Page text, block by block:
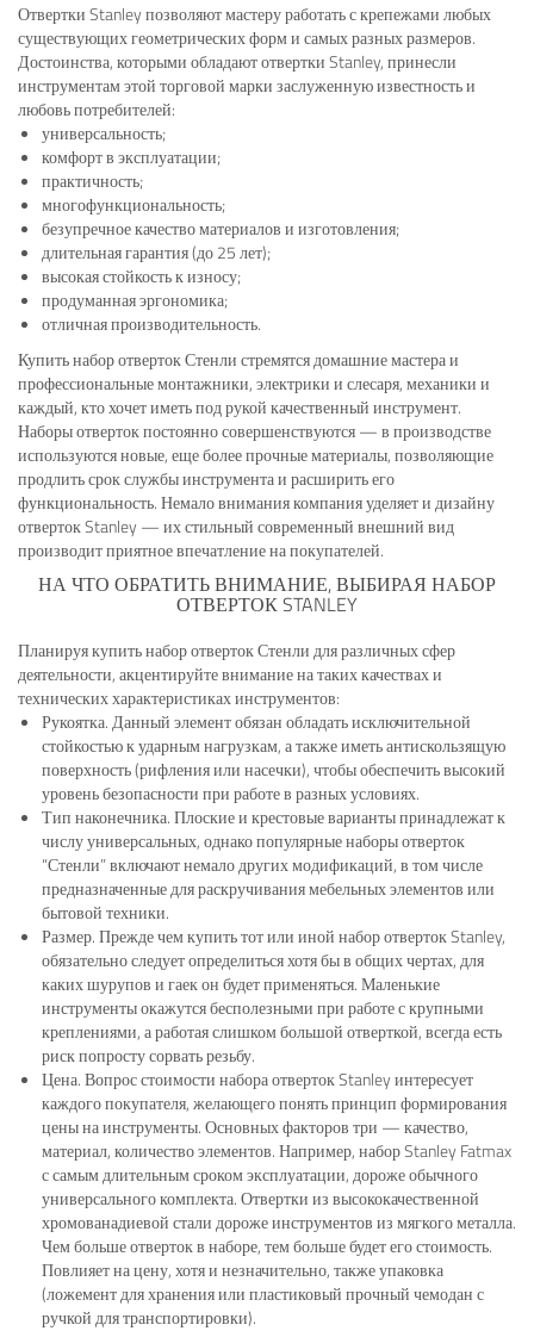
Отвертки Stanley позволяют мастеру работать с крепежами любых
существующих геометрических форм и самых разных размеров.
Достоинства, которыми обладают отвертки Stanley, принесли
инструментам этой торговой марки заслуженную известность и
любовь потребителей:
универсальность;
комфорт в эксплуатации;
практичность;
многофункциональность;
безупречное качество материалов и изготовления;
длительная гарантия (до 25 лет);
высокая стойкость к износу;
продуманная эргономика;
отличная производительность.
Купить набор отверток Стенли стремятся домашние мастера и
профессиональные монтажники, электрики и слесаря, механики и
каждый, кто хочет иметь под рукой качественный инструмент.
Наборы отверток постоянно совершенствуются — в производстве
используются новые, еще более прочные материалы, позволяющие
продлить срок службы инструмента и расширить его
функциональность. Немало внимания компания уделяет и дизайну
отверток Stanley — их стильный современный внешний вид
производит приятное впечатление на покупателей.
НА ЧТО ОБРАТИТЬ ВНИМАНИЕ, ВЫБИРАЯ НАБОР
ОТВЕРТОК STANLEY
Планируя купить набор отверток Стенли для различных сфер
деятельности, акцентируйте внимание на таких качествах и
технических характеристиках инструментов:
Рукоятка. Данный элемент обязан обладать исключительной
стойкостью к ударным нагрузкам, а также иметь антискользящую
поверхность (рифления или насечки), чтобы обеспечить высокий
уровень безопасности при работе в разных условиях.
Тип наконечника. Плоские и крестовые варианты принадлежат к
числу универсальных, однако популярные наборы отверток
“Стенли” включают немало других модификаций, в том числе
предназначенные для раскручивания мебельных элементов или
бытовой техники.
Размер. Прежде чем купить тот или иной набор отверток Stanley,
обязательно следует определиться хотя бы в общих чертах, для
каких шурупов и гаек он будет применяться. Маленькие
инструменты окажутся бесполезными при работе с крупными
креплениями, а работая слишком большой отверткой, всегда есть
риск попросту сорвать резьбу.
Цена. Вопрос стоимости набора отверток Stanley интересует
каждого покупателя, желающего понять принцип формирования
цены на инструменты. Основных факторов три — качество,
материал, количество элементов. Например, набор Stanley Fatmax
с самым длительным сроком эксплуатации, дороже обычного
универсального комплекта. Отвертки из высококачественной
хромованадиевой стали дороже инструментов из мягкого металла.
Чем больше отверток в наборе, тем больше будет его стоимость.
Повлияет на цену, хотя и незначительно, также упаковка
(ложемент для хранения или пластиковый прочный чемодан с
ручкой для транспортировки).